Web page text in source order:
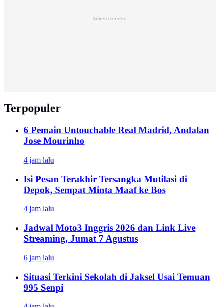
Advertisement
Terpopuler
6 Pemain Untouchable Real Madrid, Andalan
Jose Mourinho
4 jam lalu
Isi Pesan Terakhir Tersangka Mutilasi di
Depok, Sempat Minta Maaf ke Bos
4 jam lalu
Jadwal Moto3 Inggris 2026 dan Link Live
Streaming, Jumat 7 Agustus
6 jam lalu
Situasi Terkini Sekolah di Jaksel Usai Temuan
995 Senpi